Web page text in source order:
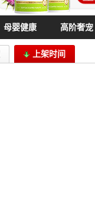
母婴健康 高阶奢宠
上架时间